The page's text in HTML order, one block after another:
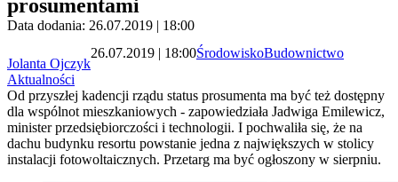
prosumentami
Data dodania: 26.07.2019 | 18:00
Jolanta Ojczyk
26.07.2019 | 18:00ŚrodowiskoBudownictwo
Aktualności
Od przyszłej kadencji rządu status prosumenta ma być też dostępny
dla wspólnot mieszkaniowych - zapowiedziała Jadwiga Emilewicz,
minister przedsiębiorczości i technologii. I pochwaliła się, że na
dachu budynku resortu powstanie jedna z największych w stolicy
instalacji fotowoltaicznych. Przetarg ma być ogłoszony w sierpniu.